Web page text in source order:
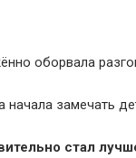
оборвала
замечать
стал